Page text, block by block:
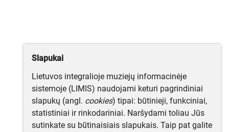
Slapukai
Lietuvos integralioje muziejų informacinėje
sistemoje (LIMIS) naudojami keturi pagrindiniai
slapukų (angl. cookies) tipai: būtinieji, funkciniai,
statistiniai ir rinkodariniai. Naršydami toliau Jūs
sutinkate su būtinaisiais slapukais. Taip pat galite